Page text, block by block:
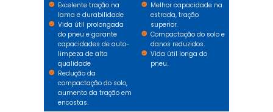
Excelente tração na
lama e durabilidade
Vida útil prolongada
do pneu e garante
capacidades de auto-
limpeza de alta
qualidade
Redução da
compactação do solo,
aumento da tração em
encostas.
Melhor capacidade na
estrada, tração
superior.
Compactação do solo e
danos reduzidos.
Vida útil longa do
pneu.